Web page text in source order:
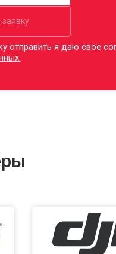
отправить я даю свое